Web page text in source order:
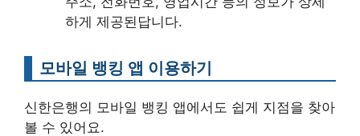
하게 제공된답니다.
모바일 뱅킹 앱 이용하기
신한은행의 모바일 뱅킹 앱에서도 쉽게 지점을 찾아
볼 수 있어요.